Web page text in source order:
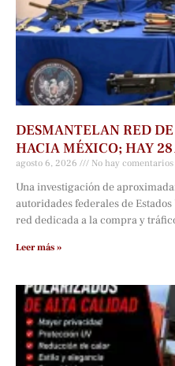
DESMANTELAN RED
HACIA MÉXICO; HAY 28
agosto 6, 2026 No hay comentarios
Una investigación de
autoridades federales de
red dedicada a la compra y
Leer más »